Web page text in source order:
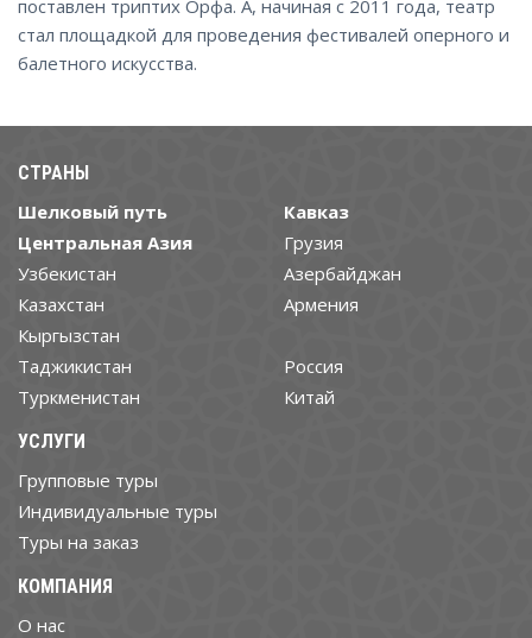
поставлен триптих Орфа. А, начиная с 2011 года, театр
стал площадкой для проведения фестивалей оперного и
балетного искусства.
СТРАНЫ
Шелковый путь
Центральная Азия
Узбекистан
Казахстан
Кыргызстан
Таджикистан
Туркменистан
Кавказ
Грузия
Азербайджан
Армения
Россия
Китай
УСЛУГИ
Групповые туры
Индивидуальные туры
Туры на заказ
КОМПАНИЯ
О нас